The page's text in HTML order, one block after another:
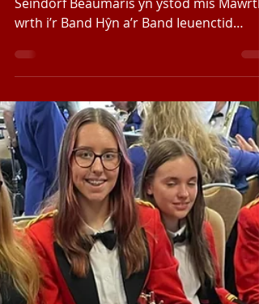
Wythnos lwyddiannus i
Beaumaris
Cafwyd wythnos i’w chofio i gerddorion
Seindorf Beaumaris yn ystod mis Mawrth
wrth i’r Band Hŷn a’r Band Ieuenctid
lwyddo yn eu...